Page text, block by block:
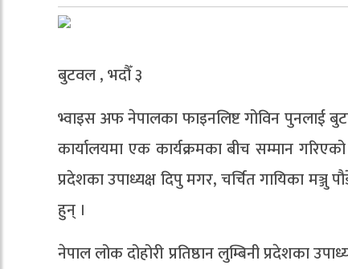
बुटवल , भदौँ ३
भ्वाइस अफ नेपालका फाइनलिष्ट गोविन पुनलाई
कार्यालयमा एक कार्यक्रमका बीच सम्मान
प्रदेशका उपाध्यक्ष दिपु मगर, चर्चित गायिका
हुन् ।
नेपाल लोक दोहोरी प्रतिष्ठान लुम्बिनी प्रदेशका